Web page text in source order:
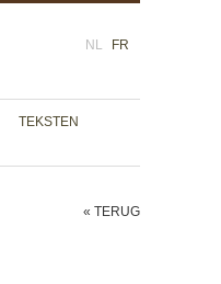
NL FR
TEKSTEN
« TERUG